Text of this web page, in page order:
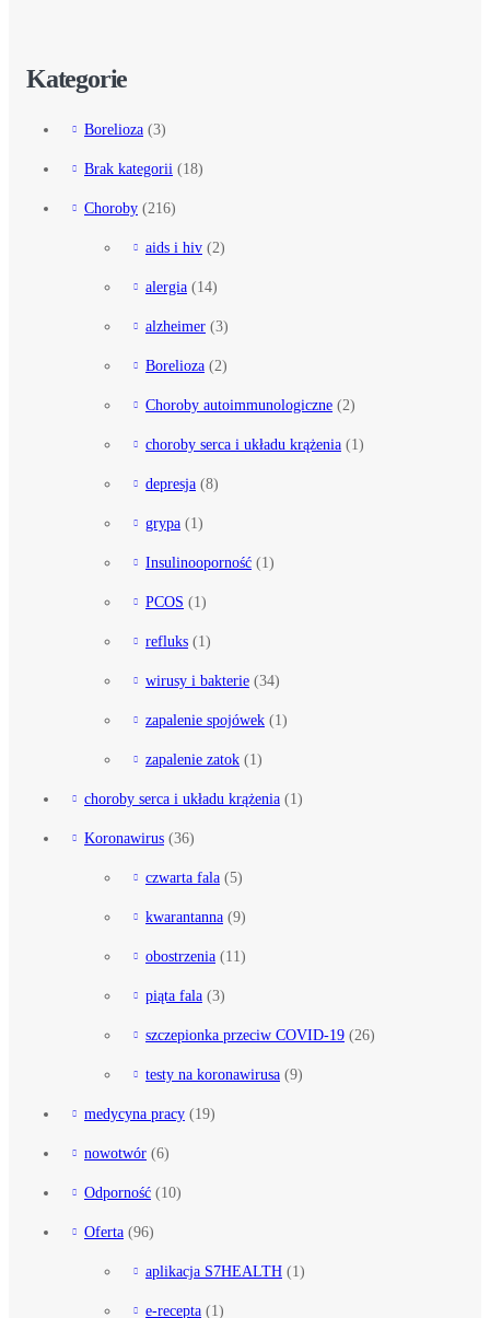
Kategorie
Borelioza (3)
Brak kategorii (18)
Choroby (216)
aids i hiv (2)
alergia (14)
alzheimer (3)
Borelioza (2)
Choroby autoimmunologiczne (2)
choroby serca i układu krążenia (1)
depresja (8)
grypa (1)
Insulinooporność (1)
PCOS (1)
refluks (1)
wirusy i bakterie (34)
zapalenie spojówek (1)
zapalenie zatok (1)
choroby serca i układu krążenia (1)
Koronawirus (36)
czwarta fala (5)
kwarantanna (9)
obostrzenia (11)
piąta fala (3)
szczepionka przeciw COVID-19 (26)
testy na koronawirusa (9)
medycyna pracy (19)
nowotwór (6)
Odporność (10)
Oferta (96)
aplikacja S7HEALTH (1)
e-recepta (1)